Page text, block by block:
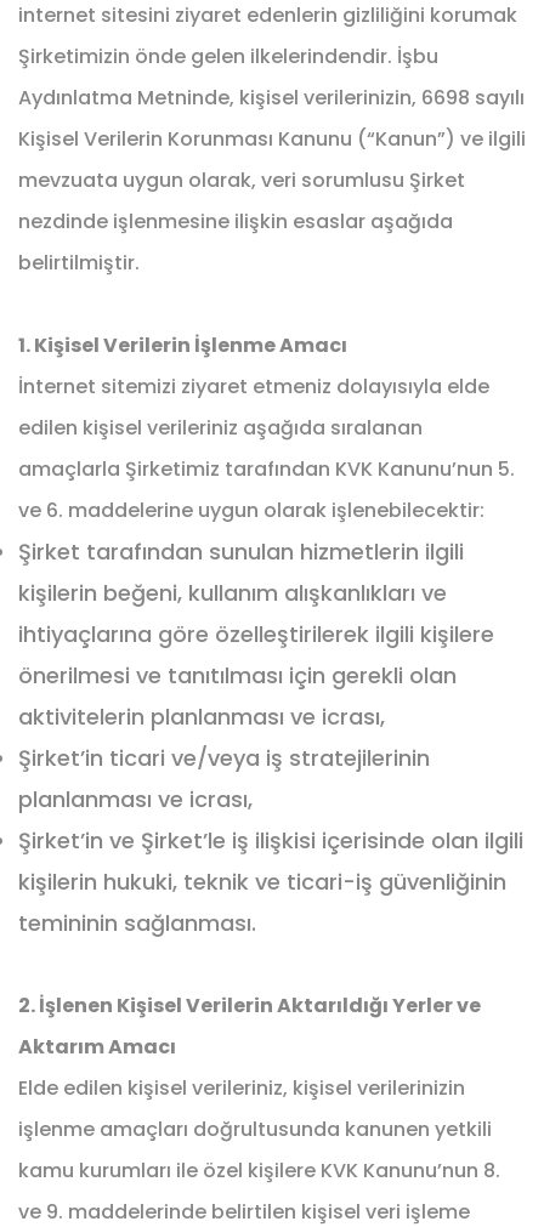
internet sitesini ziyaret edenlerin gizliliğini korumak
Şirketimizin önde gelen ilkelerindendir. İşbu
Aydınlatma Metninde, kişisel verilerinizin, 6698 sayılı
Kişisel Verilerin Korunması Kanunu (“Kanun”) ve ilgili
mevzuata uygun olarak, veri sorumlusu Şirket
nezdinde işlenmesine ilişkin esaslar aşağıda
belirtilmiştir.
1. Kişisel Verilerin İşlenme Amacı
İnternet sitemizi ziyaret etmeniz dolayısıyla elde
edilen kişisel verileriniz aşağıda sıralanan
amaçlarla Şirketimiz tarafından KVK Kanunu’nun 5.
ve 6. maddelerine uygun olarak işlenebilecektir:
Şirket tarafından sunulan hizmetlerin ilgili
kişilerin beğeni, kullanım alışkanlıkları ve
ihtiyaçlarına göre özelleştirilerek ilgili kişilere
önerilmesi ve tanıtılması için gerekli olan
aktivitelerin planlanması ve icrası,
Şirket’in ticari ve/veya iş stratejilerinin
planlanması ve icrası,
Şirket’in ve Şirket’le iş ilişkisi içerisinde olan ilgili
kişilerin hukuki, teknik ve ticari-iş güvenliğinin
temininin sağlanması.
2. İşlenen Kişisel Verilerin Aktarıldığı Yerler ve
Aktarım Amacı
Elde edilen kişisel verileriniz, kişisel verilerinizin
işlenme amaçları doğrultusunda kanunen yetkili
kamu kurumları ile özel kişilere KVK Kanunu’nun 8.
ve 9. maddelerinde belirtilen kişisel veri işleme